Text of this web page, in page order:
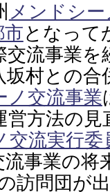
メンドシー
市となって
流事業
村との
ノ交流事業
営方法の
交流実行委
事業の将
訪問団が